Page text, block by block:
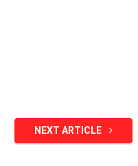
NEXT ARTICLE